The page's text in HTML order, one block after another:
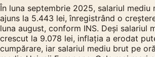
În luna septembrie 2025, salariul mediu
ajuns la 5.443 lei, înregistrând o
luna august, conform INS. Deși salariul
crescut la 9.078 lei, inflația a erodat
cumpărare, iar salariul mediu brut pe